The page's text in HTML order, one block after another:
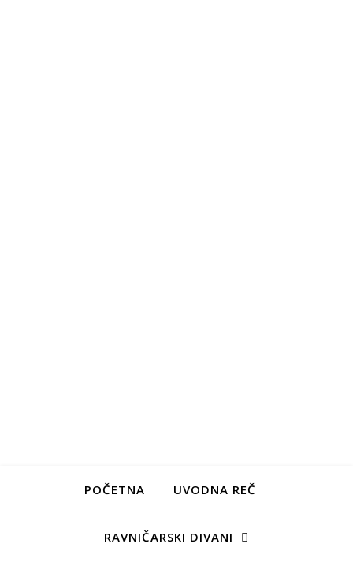
POČETNA UVODNA REČ
RAVNIČARSKI DIVANI